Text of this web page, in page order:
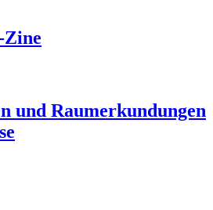
und Raumerkundungen